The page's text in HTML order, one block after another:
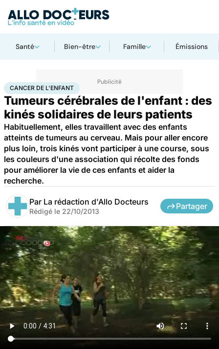
Santé Bien-être Famille Émissions
AccueilSanté MaladiesCancer Cancer de l'enfant
CANCER DE L'ENFANT
Tumeurs cérébrales de l'enfant : des
kinés solidaires de leurs patients
Habituellement, elles travaillent avec des enfants
atteints de tumeurs au cerveau. Mais pour aller encore
plus loin, trois kinés vont participer à une course, sous
les couleurs d'une association qui récolte des fonds
pour améliorer la vie de ces enfants et aider la
recherche.
Par La rédaction d'Allo Docteurs
Rédigé le 22/10/2013
Partager